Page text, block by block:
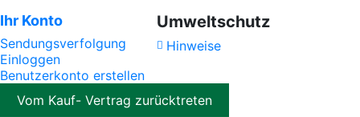
Ihr Konto
Sendungsverfolgung
Einloggen
Benutzerkonto erstellen
Umweltschutz
Hinweise
Vom Kauf- Vertrag zurücktreten